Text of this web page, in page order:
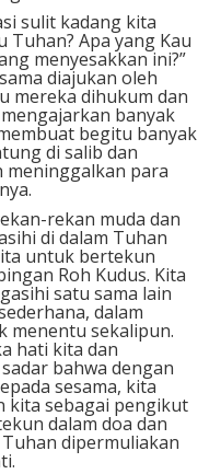
sulit kadang kita
Tuhan? Apa yang Kau
menyesakkan ini?”
diajukan oleh
mereka dihukum dan
banyak
begitu banyak
di salib dan
para
rekan muda dan
di dalam Tuhan
untuk bertekun
Roh Kudus. Kita
satu sama lain
dalam
menentu sekalipun.
hati kita dan
bahwa dengan
sesama, kita
kita sebagai pengikut
dalam doa dan
dipermuliakan